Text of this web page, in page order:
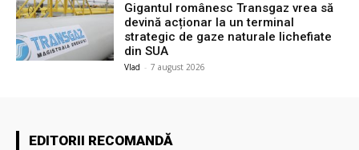
Gigantul românesc Transgaz vrea să
devină acționar la un terminal
strategic de gaze naturale lichefiate
din SUA
Vlad - 7 august 2026
EDITORII RECOMANDĂ